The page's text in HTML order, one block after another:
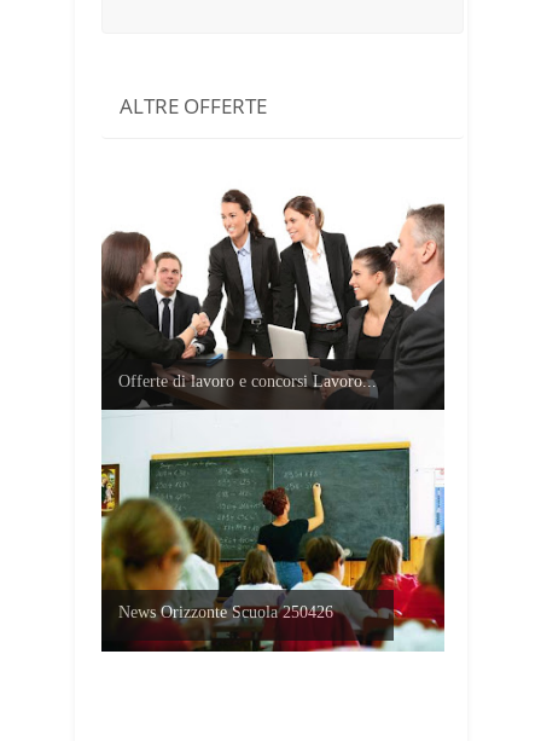
ALTRE OFFERTE
Offerte di lavoro e concorsi Lavoro...
News Orizzonte Scuola 250426